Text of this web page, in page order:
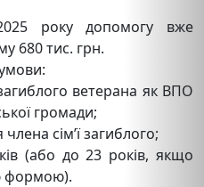
року допомогу вже
680 тис. грн.
ветерана як ВПО
громади;
сім’ї загиблого;
(або до 23 років, якщо
формою).